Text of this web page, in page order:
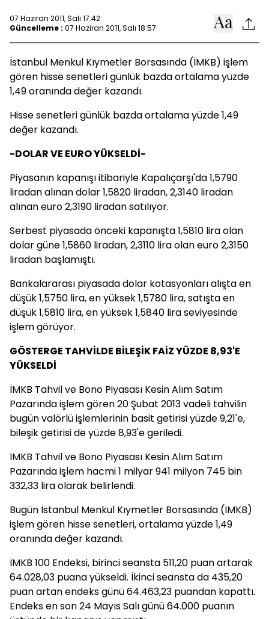
07 Haziran 2011, Salı 17:42
Güncelleme : 07 Haziran 2011, Salı 18:57
İstanbul Menkul Kıymetler Borsasında (İMKB) işlem
gören hisse senetleri günlük bazda ortalama yüzde
1,49 oranında değer kazandı.
Hisse senetleri günlük bazda ortalama yüzde 1,49
değer kazandı.
-DOLAR VE EURO YÜKSELDİ-
Piyasanın kapanışı itibariyle Kapalıçarşı'da 1,5790
liradan alınan dolar 1,5820 liradan, 2,3140 liradan
alınan euro 2,3190 liradan satılıyor.
Serbest piyasada önceki kapanışta 1,5810 lira olan
dolar güne 1,5860 liradan, 2,3110 lira olan euro 2,3150
liradan başlamıştı.
Bankalararası piyasada dolar kotasyonları alışta en
düşük 1,5750 lira, en yüksek 1,5780 lira, satışta en
düşük 1,5810 lira, en yüksek 1,5840 lira seviyesinde
işlem görüyor.
GÖSTERGE TAHVİLDE BİLEŞİK FAİZ YÜZDE 8,93'E
YÜKSELDİ
İMKB Tahvil ve Bono Piyasası Kesin Alım Satım
Pazarında işlem gören 20 Şubat 2013 vadeli tahvilin
bugün valörlü işlemlerinin basit getirisi yüzde 9,21'e,
bileşik getirisi de yüzde 8,93'e geriledi.
İMKB Tahvil ve Bono Piyasası Kesin Alım Satım
Pazarında işlem hacmi 1 milyar 941 milyon 745 bin
332,33 lira olarak belirlendi.
Bugün İstanbul Menkul Kıymetler Borsasında (İMKB)
işlem gören hisse senetleri, ortalama yüzde 1,49
oranında değer kazandı.
İMKB 100 Endeksi, birinci seansta 511,20 puan artarak
64.028,03 puana yükseldi. İkinci seansta da 435,20
puan artan endeks günü 64.463,23 puandan kapattı.
Endeks en son 24 Mayıs Salı günü 64.000 puanın